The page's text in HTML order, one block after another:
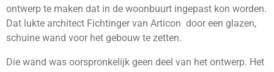
ontwerp te maken dat in de woonbuurt ingepast kon worden.
Dat lukte architect Fichtinger van Articon door een glazen,
schuine wand voor het gebouw te zetten.
Die wand was oorspronkelijk geen deel van het ontwerp. Het